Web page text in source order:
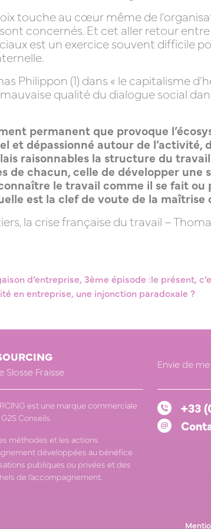
touche au cœur même de
concernés. Et cet aller retour
est un exercice souvent difficile
Philippon (1) dans « le capitalisme
qualité du dialogue social
permanent que provoque
et dépassionné autour de
raisonnables la structure du
de chacun, celle de développer
le travail comme il se fait
est la clef de voute de la
la crise française du travail –
d’entreprise, 3ème épisode :le présent,
en entreprise, une injonction paradoxale ?
Slosse Fraisse
est une marque commerciale
Conseils.
méthodes et les actions
développées au bénéfice
publiques ou privées et des
de l’accompagnement.
Envie de
+33